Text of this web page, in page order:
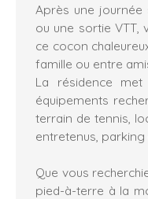
Après une journée
ou une sortie VTT,
ce cocon
famille ou entre
La résidence
équipements
terrain de tennis,
entretenus,
Que vous
pied-à-terre à la